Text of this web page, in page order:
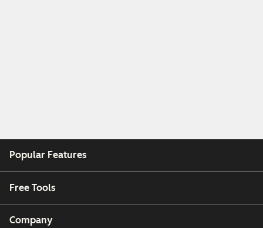
Popular Features
Free Tools
Company